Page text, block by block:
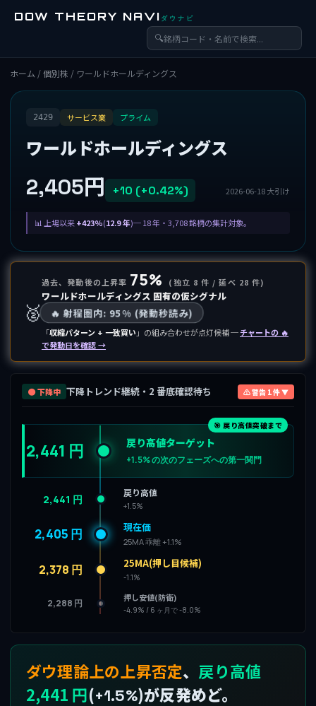
DOW THEORY NAVI ダウナビ
🔍
ホーム /個別株 / ワールドホールディングス
2429 サービス業 プライム
ワールドホールディングス
2,405円 +10 (+0.42%) 2026-06-18 大引け
上場以来+423%(12.9 年)─ 18 年・3,708 銘柄の集計対象。
🥈
過去、発動後の上昇率 75% (独立 8 件 / 延べ 28 件)
ワールドホールディングス 固有の仮シグナル
🔥 射程圏内: 95% (発動秒読み)
「収縮パターン + 一致買い 」の組み合わせが点灯候補 ─チャートの 🔥
で発動日を確認 →
🟤 下降中 下降トレンド継続・2 番底確認待ち ⚠ 警告 1 件 ▼
🎯 戻り高値突破まで
2,441 円 戻り高値ターゲット
+1.5% の次のフェーズへの第一関門
2,441 円 戻り高値
+1.5%
2,405 円 現在価
25MA 乖離 +1.1%
2,378 円 25MA(押し目候補)
-1.1%
2,288 円 押し安値(防衛)
-4.9% / 6 ヶ月で -8.0%
ダウ理論上の上昇否定、 戻り高値
2,441 円(+1.5%)が反発めど。